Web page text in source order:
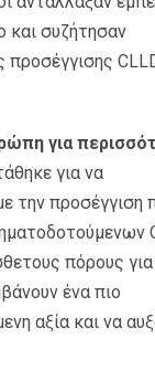
και συζήτησαν
για
για να
την προσέγγιση
πόρους για
ένα πιο
αξία και να